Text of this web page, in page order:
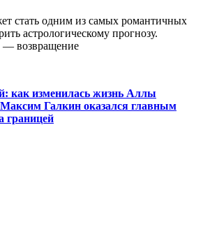
стать одним из самых романтичных
астрологическому прогнозу.
— возвращение
как изменилась жизнь Аллы
Галкин оказался главным
границей